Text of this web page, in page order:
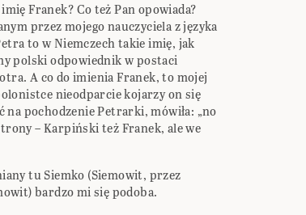
Franek? Co też Pan opowiada?
przez mojego nauczyciela z języka
to w Niemczech takie imię, jak
polski odpowiednik w postaci
A co do imienia Franek, to mojej
nieodparcie kojarzy on się
na pochodzenie Petrarki, mówiła: „no
– Karpiński też Franek, ale we
tu Siemko (Siemowit, przez
bardzo mi się podoba.